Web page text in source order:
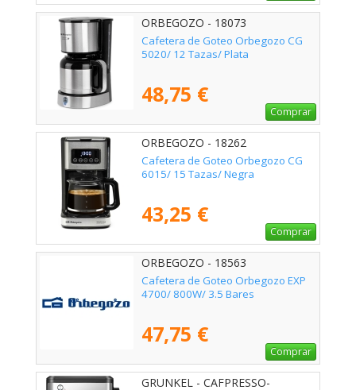
ORBEGOZO - 18073
Cafetera de Goteo Orbegozo CG
5020/ 12 Tazas/ Plata
48,75 €
Comprar
ORBEGOZO - 18262
Cafetera de Goteo Orbegozo CG
6015/ 15 Tazas/ Negra
43,25 €
Comprar
ORBEGOZO - 18563
Cafetera de Goteo Orbegozo EXP
4700/ 800W/ 3.5 Bares
47,75 €
Comprar
GRUNKEL - CAFPRESSO-